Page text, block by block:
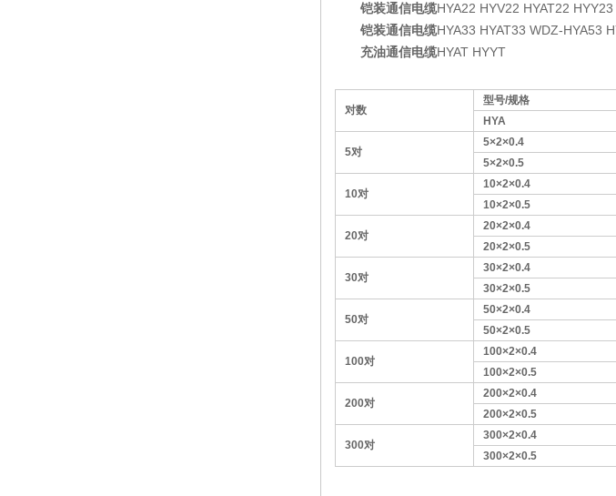
铠装通信电缆HYA22 HYV22 HYAT22
铠装通信电缆HYA33 HYAT33 WDZ-HYA53
充油通信电缆HYAT HYYT
对数
型号/规格
HYA
5对
5×2×0.4
5×2×0.5
10对
10×2×0.4
10×2×0.5
20对
20×2×0.4
20×2×0.5
30对
30×2×0.4
30×2×0.5
50对
50×2×0.4
50×2×0.5
100对
100×2×0.4
100×2×0.5
200对
200×2×0.4
200×2×0.5
300对
300×2×0.4
300×2×0.5